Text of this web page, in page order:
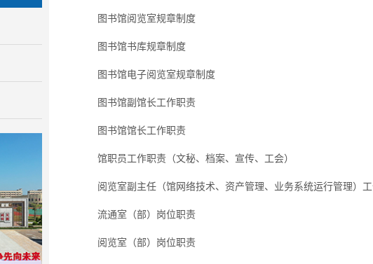
图书馆阅览室规章制度
图书馆书库规章制度
图书馆电子阅览室规章制度
图书馆副馆长工作职责
图书馆馆长工作职责
馆职员工作职责（文秘、档案、宣传、工会）
阅览室副主任（馆网络技术、资产管理、业务系统运行管理）
流通室（部）岗位职责
阅览室（部）岗位职责